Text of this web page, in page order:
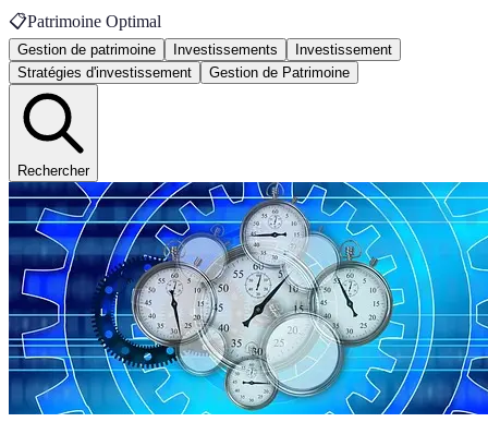
📋Patrimoine Optimal
Gestion de patrimoine Investissements
Investissement
Stratégies d'investissement
Gestion de Patrimoine
Rechercher